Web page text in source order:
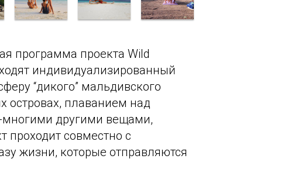
программа проекта Wild
индивидуализированный
“дикого” мальдивского
островах, плаванием над
другими вещами,
проходит совместно с
жизни, которые отправляются